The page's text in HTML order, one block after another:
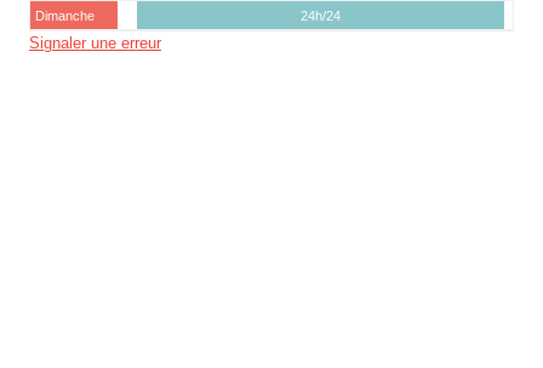
Dimanche
24h/24
Signaler une erreur